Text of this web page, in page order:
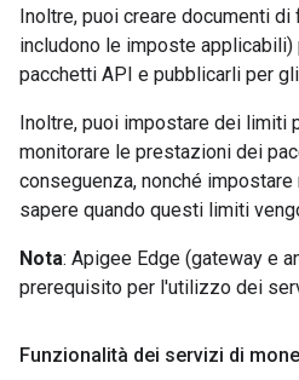
Inoltre, puoi creare documenti di
includono le imposte
pacchetti API e pubblicarli per
Inoltre, puoi impostare dei limiti
monitorare le prestazioni dei
conseguenza, nonché
sapere quando questi limiti
Nota: Apigee Edge (gateway e
prerequisito per l'utilizzo dei
Funzionalità dei servizi di